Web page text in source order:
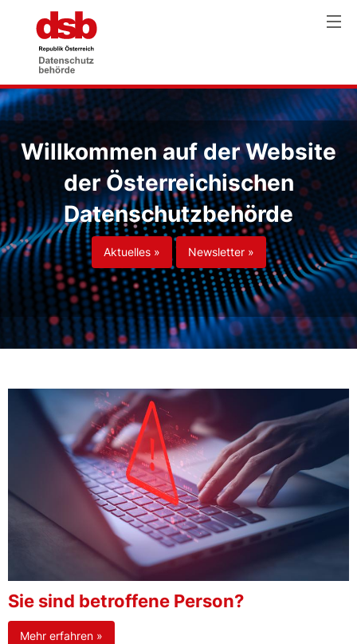
Willkommen auf der Website
der Österreichischen
Datenschutzbehörde
Aktuelles » Newsletter »
Sie sind betroffene Person?
Mehr erfahren »